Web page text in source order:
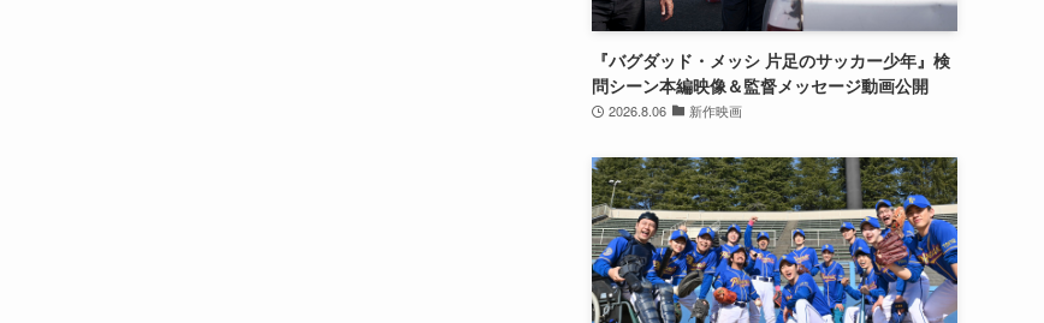
『バグダッド・メッシ 片足のサッカー少年』検
問シーン本編映像＆監督メッセージ動画公開
2026.8.06 新作映画